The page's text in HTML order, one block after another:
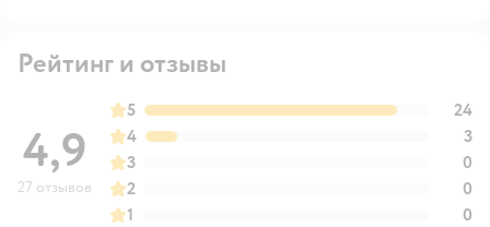
Рейтинг и отзывы
4,9
27 отзывов
5
24
4
3
3
0
2
0
1
0